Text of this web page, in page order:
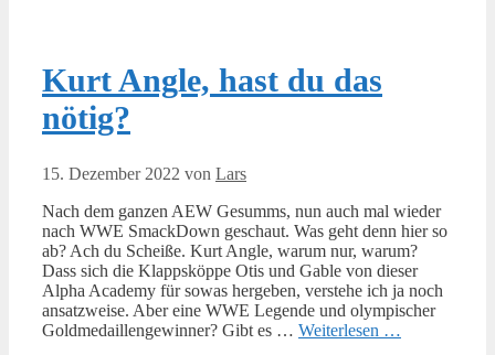
Kurt Angle, hast du das
nötig?
15. Dezember 2022 von Lars
Nach dem ganzen AEW Gesumms, nun auch mal wieder
nach WWE SmackDown geschaut. Was geht denn hier so
ab? Ach du Scheiße. Kurt Angle, warum nur, warum?
Dass sich die Klappsköppe Otis und Gable von dieser
Alpha Academy für sowas hergeben, verstehe ich ja noch
ansatzweise. Aber eine WWE Legende und olympischer
Goldmedaillengewinner? Gibt es … Weiterlesen …